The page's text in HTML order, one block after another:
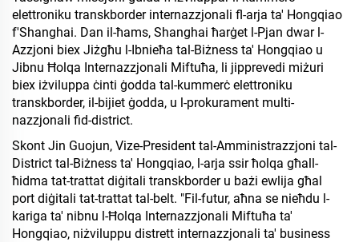
elettroniku transkborder internazzjonali fl-arja ta' Hongqiao
f'Shanghai. Dan il-ħams, Shanghai ħarġet l-Pjan dwar l-
Azzjoni biex Jiżgħu l-Ibnieħa tal-Biżness ta' Hongqiao u
Jibnu Ħolqa Internazzjonali Miftuħa, li jipprevedi miżuri
biex iżviluppa ċinti ġodda tal-kummerċ elettroniku
transkborder, il-bijiet ġodda, u l-prokurament multi-
nazzjonali fid-district.
Skont Jin Guojun, Vize-President tal-Amministrazzjoni tal-
District tal-Biżness ta' Hongqiao, l-arja ssir ħolqa għall-
ħidma tat-trattat diġitali transkborder u bażi ewlija għal
port diġitali tat-trattat tal-belt. "Fil-futur, aħna se nieħdu l-
kariga ta' nibnu l-Ħolqa Internazzjonali Miftuħa ta'
Hongqiao, niżviluppu distrett internazzjonali ta' business